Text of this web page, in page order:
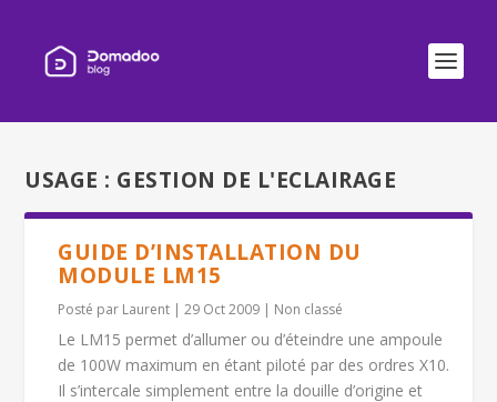
USAGE : GESTION DE L'ECLAIRAGE
GUIDE D’INSTALLATION DU
MODULE LM15
Posté par Laurent |29 Oct 2009 | Non classé
Le LM15 permet d’allumer ou d’éteindre une ampoule
de 100W maximum en étant piloté par des ordres X10.
Il s’intercale simplement entre la douille d’origine et